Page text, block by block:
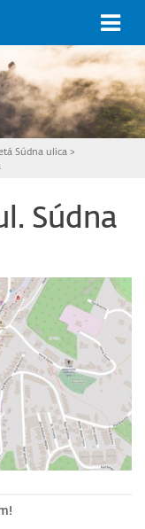
Súdna ulica >
Súdna